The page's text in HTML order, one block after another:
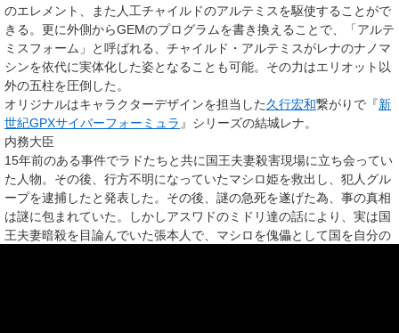
のエレメント、また人工チャイルドのアルテミスを駆使することがで
きる。更に外側からGEMのプログラムを書き換えることで、「アルテ
ミスフォーム」と呼ばれる、チャイルド・アルテミスがレナのナノマ
シンを依代に実体化した姿となることも可能。その力はエリオット以
外の五柱を圧倒した。
オリジナルはキャラクターデザインを担当した久行宏和繋がりで『新
世紀GPXサイバーフォーミュラ 』シリーズの結城レナ。
内務大臣
15年前のある事件でラドたちと共に国王夫妻殺害現場に立ち会ってい
た人物。その後、行方不明になっていたマシロ姫を救出し、犯人グル
ープを逮捕したと発表した。その後、謎の急死を遂げた為、事の真相
は謎に包まれていた。しかしアスワドのミドリ達の話により、実は国
王夫妻暗殺を目論んでいた張本人で、マシロを傀儡として国を自分の